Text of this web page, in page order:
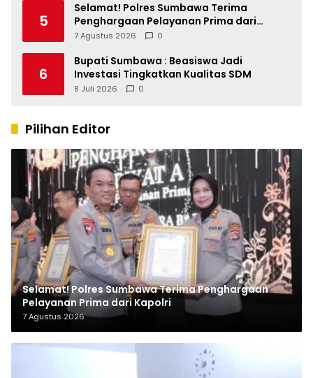
5
Selamat! Polres Sumbawa Terima
Penghargaan Pelayanan Prima dari
Kapolri
7 Agustus 2026 0
6
Bupati Sumbawa : Beasiswa Jadi
Investasi Tingkatkan Kualitas SDM
8 Juli 2026 0
Pilihan Editor
Selamat! Polres Sumbawa Terima Penghargaan
Pelayanan Prima dari Kapolri
7 Agustus 2026